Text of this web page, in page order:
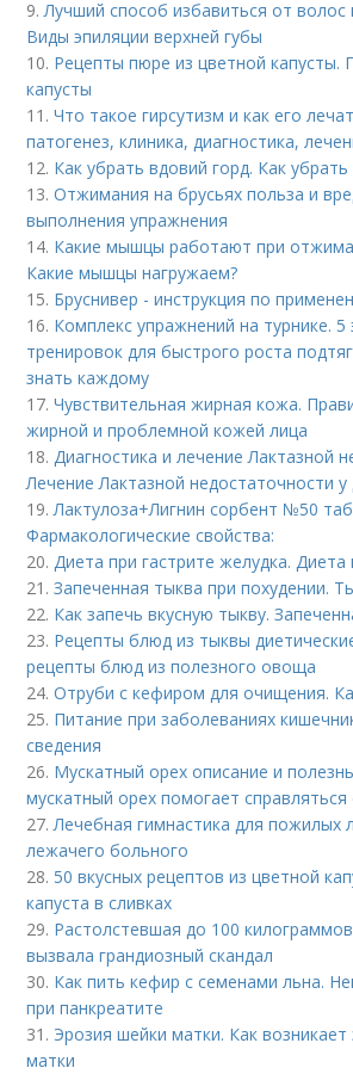
9.Лучший способ избавиться от волос
Виды эпиляции верхней губы
10. Рецепты пюре из цветной капусты.
капусты
11.Что такое гирсутизм и как его
патогенез, клиника, диагностика,
12. Как убрать вдовий горд. Как
13.Отжимания на брусьях польза и
выполнения упражнения
14. Какие мышцы работают при
Какие мышцы нагружаем?
15. Бруснивер - инструкция по
16. Комплекс упражнений на турнике.
тренировок для быстрого роста
знать каждому
17.Чувствительная жирная кожа.
жирной и проблемной кожей лица
18.Диагностика и лечение Лактазной
Лечение Лактазной недостаточности у
19.Лактулоза+Лигнин сорбент №50
Фармакологические свойства:
20.Диета при гастрите желудка. Диета
21.Запеченная тыква при похудении.
22. Как запечь вкусную тыкву.
23. Рецепты блюд из тыквы
рецепты блюд из полезного овоща
24.Отруби с кефиром для очищения.
25. Питание при заболеваниях
сведения
26. Мускатный орех описание и
мускатный орех помогает справляться
27.Лечебная гимнастика для пожилых
лежачего больного
28. 50 вкусных рецептов из цветной
капуста в сливках
29. Растолстевшая до 100
вызвала грандиозный скандал
30. Как пить кефир с семенами льна.
при панкреатите
31. Эрозия шейки матки. Как возникает
матки